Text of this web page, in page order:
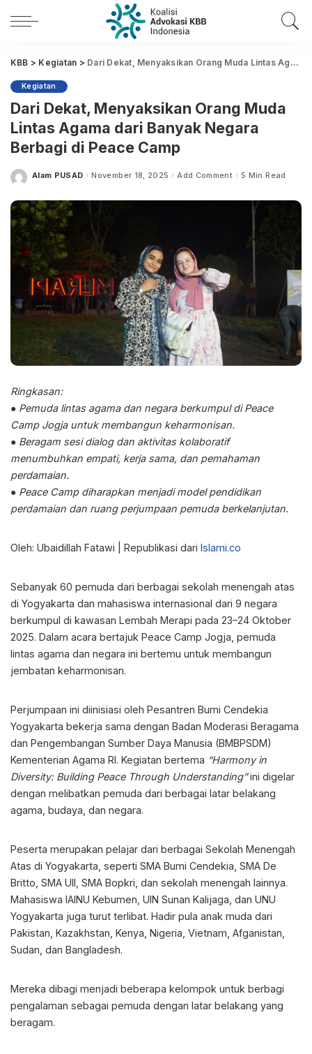
KBB > Kegiatan > Dari Dekat, Menyaksikan Orang Muda Lintas Agama dari Banyak Negara Berbagi di Peace Camp
Kegiatan
Dari Dekat, Menyaksikan Orang Muda
Lintas Agama dari Banyak Negara
Berbagi di Peace Camp
Posted
Alam PUSAD November 18, 2025 Add Comment 5 Min Read
Ringkasan:
● Pemuda lintas agama dan negara berkumpul di Peace
Camp Jogja untuk membangun keharmonisan.
● Beragam sesi dialog dan aktivitas kolaboratif
menumbuhkan empati, kerja sama, dan pemahaman
perdamaian.
● Peace Camp diharapkan menjadi model pendidikan
perdamaian dan ruang perjumpaan pemuda berkelanjutan.
Oleh: Ubaidillah Fatawi | Republikasi dari Islami.co
Sebanyak 60 pemuda dari berbagai sekolah menengah atas
di Yogyakarta dan mahasiswa internasional dari 9 negara
berkumpul di kawasan Lembah Merapi pada 23–24 Oktober
2025. Dalam acara bertajuk Peace Camp Jogja, pemuda
lintas agama dan negara ini bertemu untuk membangun
jembatan keharmonisan.
Perjumpaan ini diinisiasi oleh Pesantren Bumi Cendekia
Yogyakarta bekerja sama dengan Badan Moderasi Beragama
dan Pengembangan Sumber Daya Manusia (BMBPSDM)
Kementerian Agama RI. Kegiatan bertema “Harmony in
Diversity: Building Peace Through Understanding”ini digelar
dengan melibatkan pemuda dari berbagai latar belakang
agama, budaya, dan negara.
Peserta merupakan pelajar dari berbagai Sekolah Menengah
Atas di Yogyakarta, seperti SMA Bumi Cendekia, SMA De
Britto, SMA UII, SMA Bopkri, dan sekolah menengah lainnya.
Mahasiswa IAINU Kebumen, UIN Sunan Kalijaga, dan UNU
Yogyakarta juga turut terlibat. Hadir pula anak muda dari
Pakistan, Kazakhstan, Kenya, Nigeria, Vietnam, Afganistan,
Sudan, dan Bangladesh.
Mereka dibagi menjadi beberapa kelompok untuk berbagi
pengalaman sebagai pemuda dengan latar belakang yang
beragam.